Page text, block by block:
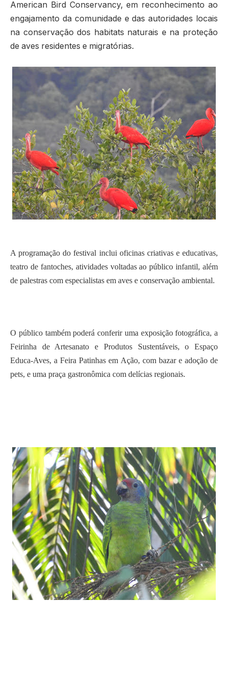
American Bird Conservancy, em reconhecimento ao
engajamento da comunidade e das autoridades locais
na conservação dos habitats naturais e na proteção
de aves residentes e migratórias.
A programação do festival inclui oficinas criativas e educativas,
teatro de fantoches, atividades voltadas ao público infantil, além
de palestras com especialistas em aves e conservação ambiental.
O público também poderá conferir uma exposição fotográfica, a
Feirinha de Artesanato e Produtos Sustentáveis, o Espaço
Educa-Aves, a Feira Patinhas em Ação, com bazar e adoção de
pets, e uma praça gastronômica com delícias regionais.